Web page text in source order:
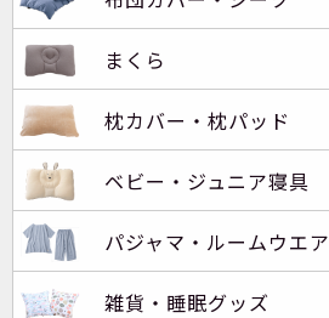
まくら
枕カバー・枕パッド
ベビー・ジュニア寝具
パジャマ・ルームウエア
雑貨・睡眠グッズ